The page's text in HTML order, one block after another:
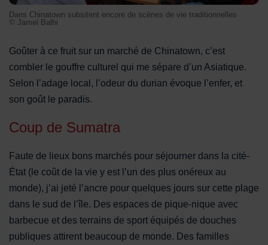
Dans Chinatown subsitent encore de scènes de vie traditionnelles
© Jamel Balhi
Goûter à ce fruit sur un marché de Chinatown, c’est
combler le gouffre culturel qui me sépare d’un Asiatique.
Selon l’adage local, l’odeur du durian évoque l’enfer, et
son goût le paradis.
Coup de Sumatra
Faute de lieux bons marchés pour séjourner dans la cité-
État (le coût de la vie y est l’un des plus onéreux au
monde), j’ai jeté l’ancre pour quelques jours sur cette plage
dans le sud de l’île. Des espaces de pique-nique avec
barbecue et des terrains de sport équipés de douches
publiques attirent beaucoup de monde. Des familles